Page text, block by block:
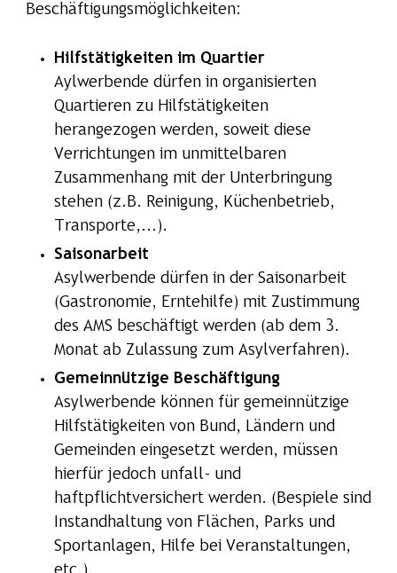
Beschäftigungsmöglichkeiten:
Hilfstätigkeiten im Quartier
Aylwerbende dürfen in organisierten
Quartieren zu Hilfstätigkeiten
herangezogen werden, soweit diese
Verrichtungen im unmittelbaren
Zusammenhang mit der Unterbringung
stehen (z.B. Reinigung, Küchenbetrieb,
Transporte,...).
Saisonarbeit
Asylwerbende dürfen in der Saisonarbeit
(Gastronomie, Erntehilfe) mit Zustimmung
des AMS beschäftigt werden (ab dem 3.
Monat ab Zulassung zum Asylverfahren).
Gemeinnützige Beschäftigung
Asylwerbende können für gemeinnützige
Hilfstätigkeiten von Bund, Ländern und
Gemeinden eingesetzt werden, müssen
hierfür jedoch unfall- und
haftpflichtversichert werden. (Bespiele sind
Instandhaltung von Flächen, Parks und
Sportanlagen, Hilfe bei Veranstaltungen,